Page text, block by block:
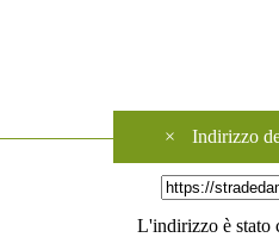
× Indirizzo
L'indirizzo è stato